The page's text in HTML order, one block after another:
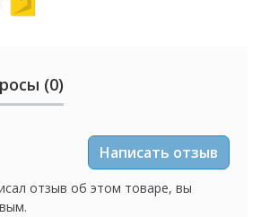
(0)
Написать отзыв
отзыв об этом товаре, вы